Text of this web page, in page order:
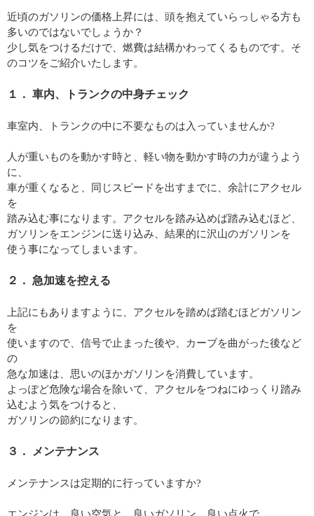
近頃のガソリンの価格上昇には、頭を抱えていらっしゃる方も
多いのではないでしょうか？
少し気をつけるだけで、燃費は結構かわってくるものです。そ
のコツをご紹介いたします。
１． 車内、トランクの中身チェック
車室内、トランクの中に不要なものは入っていませんか?
人が重いものを動かす時と、軽い物を動かす時の力が違うよう
に、
車が重くなると、同じスピードを出すまでに、余計にアクセル
を
踏み込む事になります。アクセルを踏み込めば踏み込むほど、
ガソリンをエンジンに送り込み、結果的に沢山のガソリンを
使う事になってしまいます。
２． 急加速を控える
上記にもありますように、アクセルを踏めば踏むほどガソリン
を
使いますので、信号で止まった後や、カーブを曲がった後など
の
急な加速は、思いのほかガソリンを消費しています。
よっぽど危険な場合を除いて、アクセルをつねにゆっくり踏み
込むよう気をつけると、
ガソリンの節約になります。
３． メンテナンス
メンテナンスは定期的に行っていますか?
エンジンは、良い空気と、良いガソリン、良い点火で